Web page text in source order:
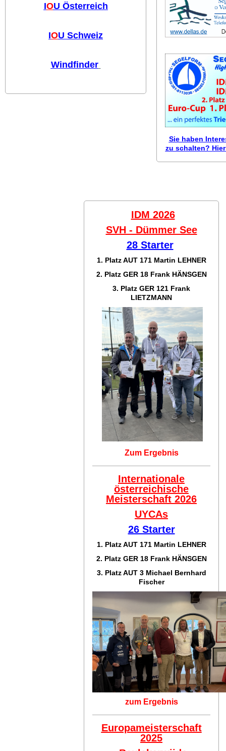
IOU Österreich
IOU Schweiz
Windfinder
Sie haben
zu schalten?
IDM 2026
SVH - Dümmer See
28 Starter
1. Platz AUT 171 Martin LEHNER
2. Platz GER 18 Frank HÄNSGEN
3. Platz GER 121 Frank
LIETZMANN
Zum Ergebnis
Internationale
österreichische
Meisterschaft 2026
UYCAs
26 Starter
1. Platz AUT 171 Martin LEHNER
2. Platz GER 18 Frank HÄNSGEN
3. Platz AUT 3 Michael Bernhard
Fischer
zum Ergebnis
Europameisterschaft
2025